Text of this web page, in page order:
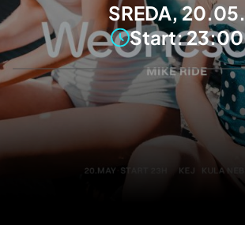
SREDA, 20.05.
Start: 23:00